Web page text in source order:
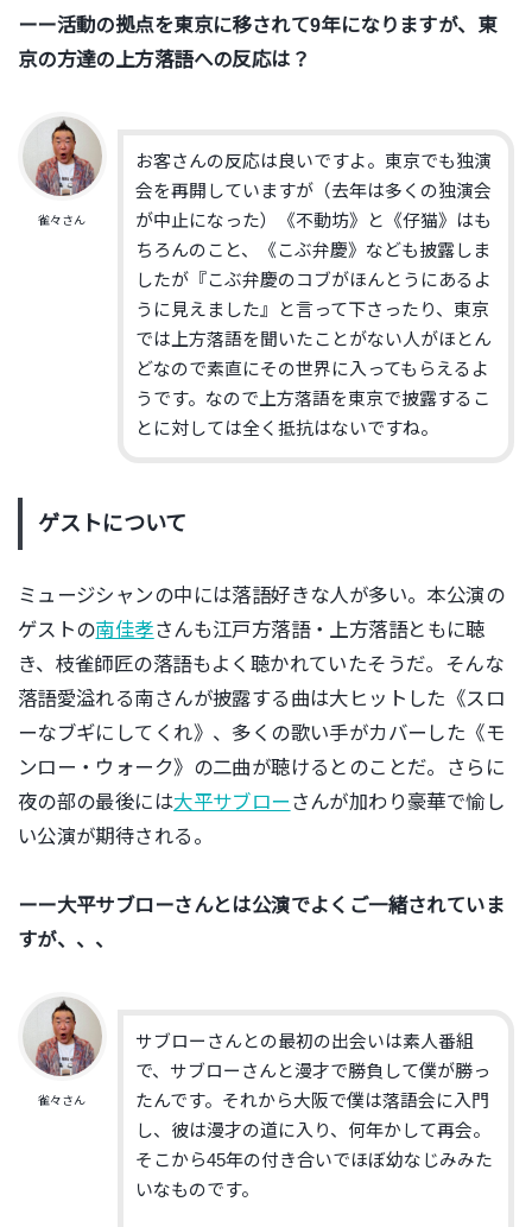
ーー活動の拠点を東京に移されて9年になりますが、東
京の方達の上方落語への反応は？
雀々さん
お客さんの反応は良いですよ。東京でも独演
会を再開していますが（去年は多くの独演会
が中止になった）《不動坊》と《仔猫》はも
ちろんのこと、《こぶ弁慶》なども披露しま
したが『こぶ弁慶のコブがほんとうにあるよ
うに見えました』と言って下さったり、東京
では上方落語を聞いたことがない人がほとん
どなので素直にその世界に入ってもらえるよ
うです。なので上方落語を東京で披露するこ
とに対しては全く抵抗はないですね。
ゲストについて
ミュージシャンの中には落語好きな人が多い。本公演の
ゲストの南佳孝さんも江戸方落語・上方落語ともに聴
き、枝雀師匠の落語もよく聴かれていたそうだ。そんな
落語愛溢れる南さんが披露する曲は大ヒットした《スロ
ーなブギにしてくれ》、多くの歌い手がカバーした《モ
ンロー・ウォーク》の二曲が聴けるとのことだ。さらに
夜の部の最後には大平サブロー さんが加わり豪華で愉し
い公演が期待される。
ーー大平サブローさんとは公演でよくご一緒されていま
すが、、、
雀々さん
サブローさんとの最初の出会いは素人番組
で、サブローさんと漫才で勝負して僕が勝っ
たんです。それから大阪で僕は落語会に入門
し、彼は漫才の道に入り、何年かして再会。
そこから45年の付き合いでほぼ幼なじみみた
いなものです。